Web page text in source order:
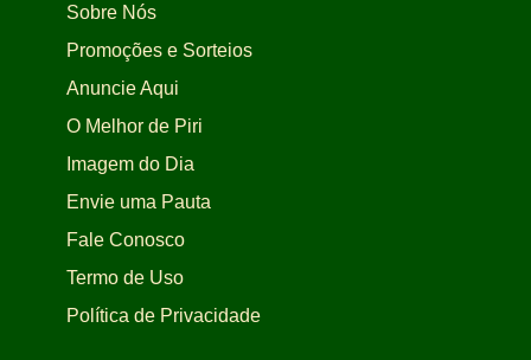
Sobre Nós
Promoções e Sorteios
Anuncie Aqui
O Melhor de Piri
Imagem do Dia
Envie uma Pauta
Fale Conosco
Termo de Uso
Política de Privacidade